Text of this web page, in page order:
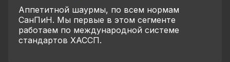
Аппетитной шаурмы, по всем нормам
СанПиН. Мы первые в этом сегменте
работаем по международной системе
стандартов ХАССП.